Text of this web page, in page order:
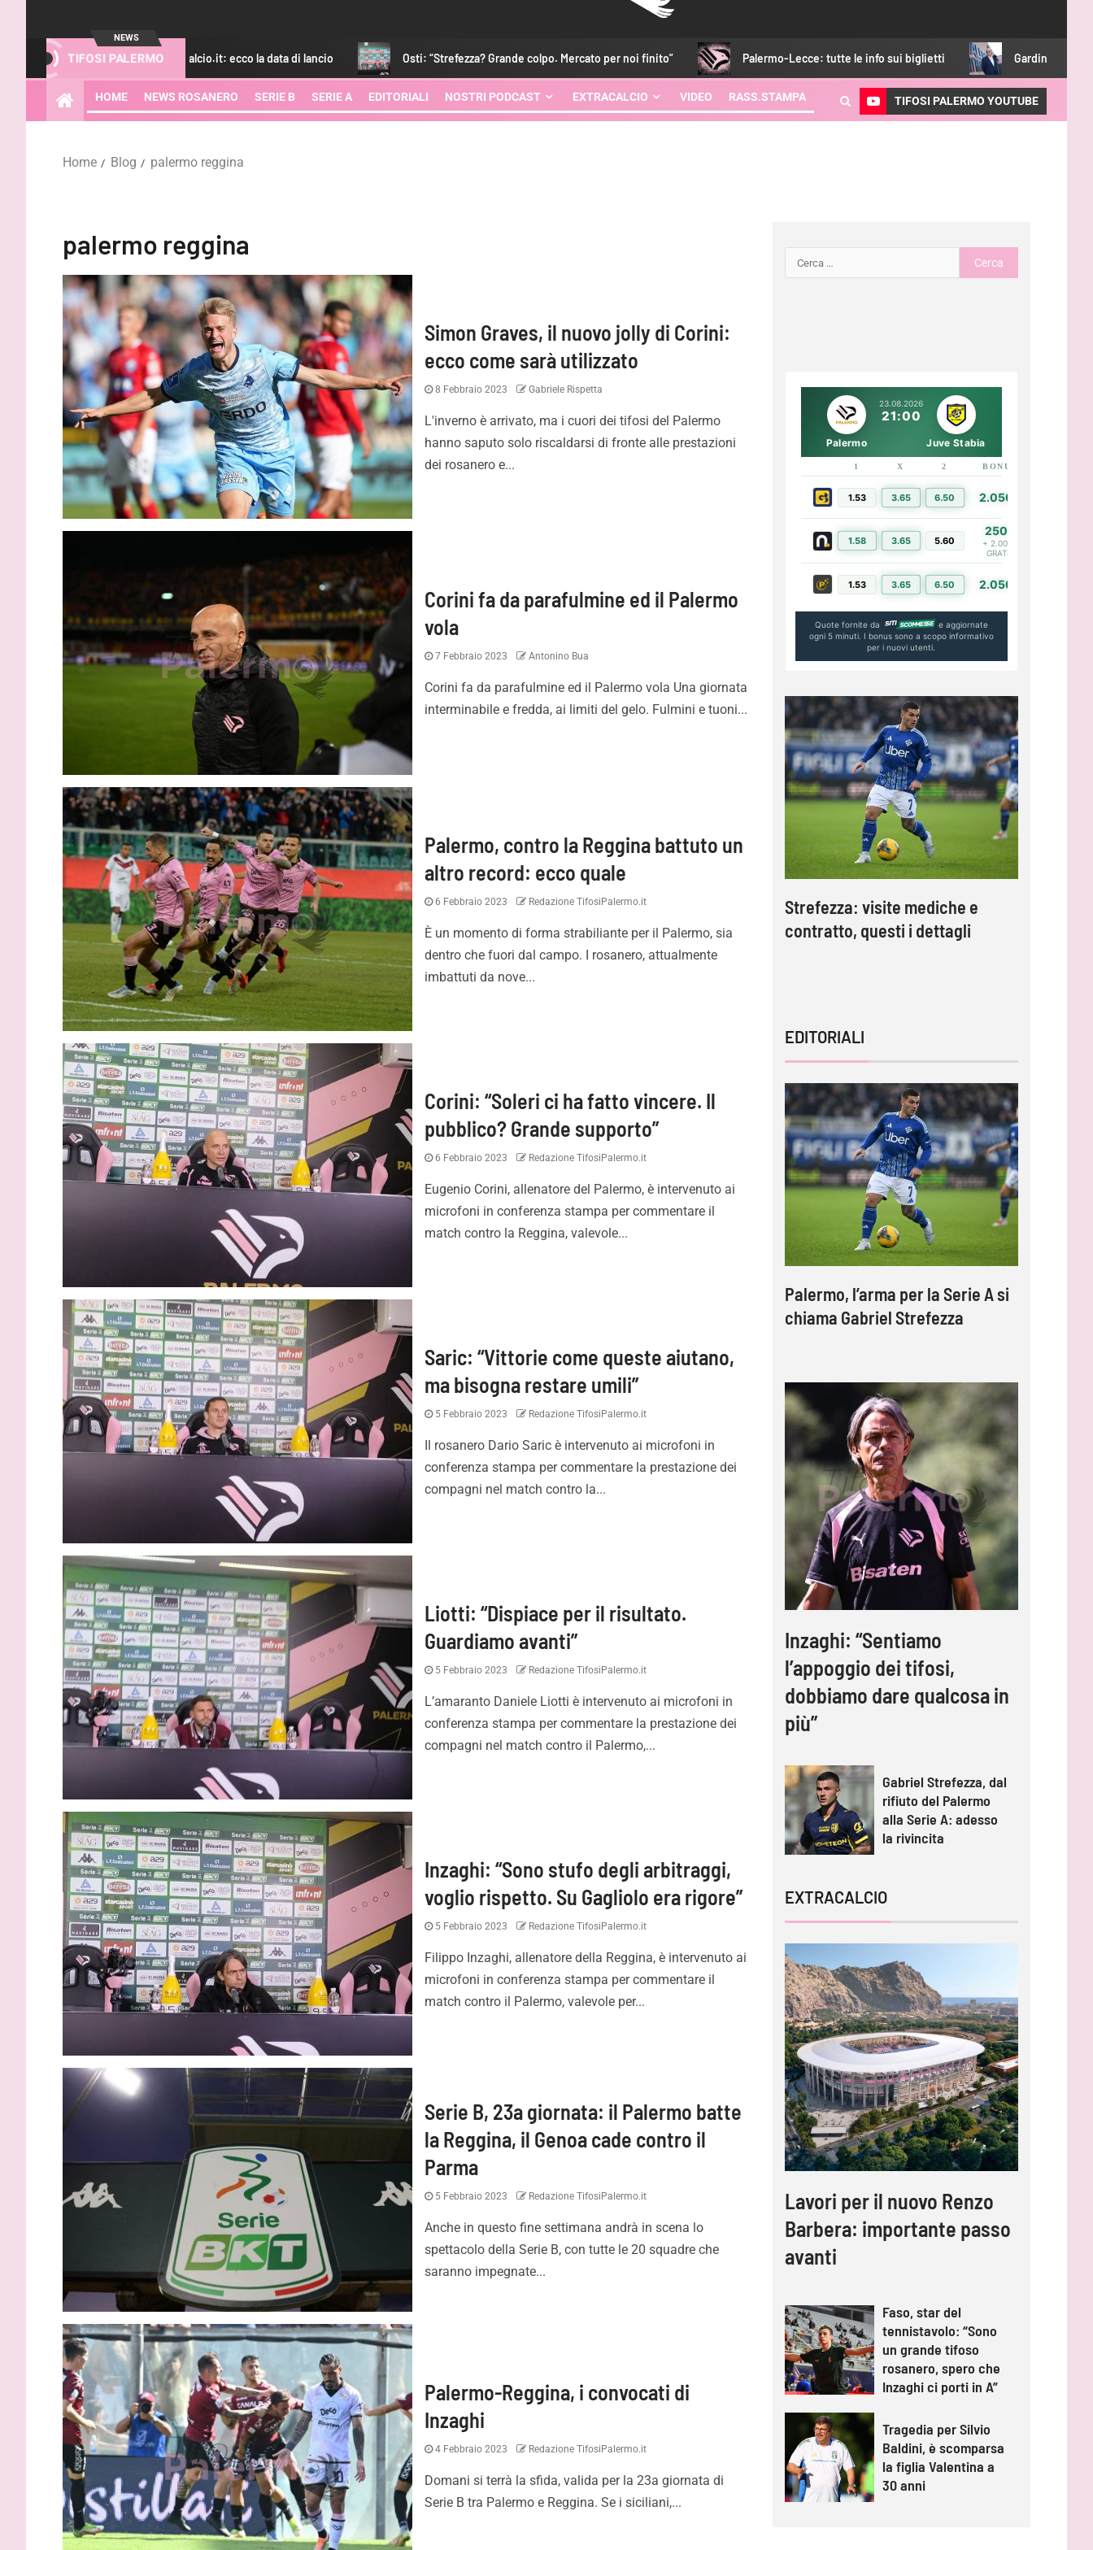
NEWS
TIFOSI PALERMO
B, accordo con Fantacalcio.it: ecco la data di lancio Osti: “Strefezza? Grande colpo. Mercato per noi finito” Palermo-Lecce: tutte le info sui biglietti Gardini: “Pronti per essere
HOME NEWS ROSANERO SERIE B SERIE A EDITORIALI NOSTRI PODCAST EXTRACALCIO VIDEO RASS.STAMPA TIFOSI PALERMO YOUTUBE
Home Blog palermo reggina
palermo reggina
Simon Graves, il nuovo jolly di Corini:
ecco come sarà utilizzato
8 Febbraio 2023 Gabriele Rispetta
L'inverno è arrivato, ma i cuori dei tifosi del Palermo
hanno saputo solo riscaldarsi di fronte alle prestazioni
dei rosanero e...
Corini fa da parafulmine ed il Palermo
vola
7 Febbraio 2023 Antonino Bua
Corini fa da parafulmine ed il Palermo vola Una giornata
interminabile e fredda, ai limiti del gelo. Fulmini e tuoni...
Palermo, contro la Reggina battuto un
altro record: ecco quale
6 Febbraio 2023 Redazione TifosiPalermo.it
È un momento di forma strabiliante per il Palermo, sia
dentro che fuori dal campo. I rosanero, attualmente
imbattuti da nove...
Corini: “Soleri ci ha fatto vincere. Il
pubblico? Grande supporto”
6 Febbraio 2023 Redazione TifosiPalermo.it
Eugenio Corini, allenatore del Palermo, è intervenuto ai
microfoni in conferenza stampa per commentare il
match contro la Reggina, valevole...
Saric: “Vittorie come queste aiutano,
ma bisogna restare umili”
5 Febbraio 2023 Redazione TifosiPalermo.it
Il rosanero Dario Saric è intervenuto ai microfoni in
conferenza stampa per commentare la prestazione dei
compagni nel match contro la...
Liotti: “Dispiace per il risultato.
Guardiamo avanti”
5 Febbraio 2023 Redazione TifosiPalermo.it
L’amaranto Daniele Liotti è intervenuto ai microfoni in
conferenza stampa per commentare la prestazione dei
compagni nel match contro il Palermo,...
Inzaghi: “Sono stufo degli arbitraggi,
voglio rispetto. Su Gagliolo era rigore”
5 Febbraio 2023 Redazione TifosiPalermo.it
Filippo Inzaghi, allenatore della Reggina, è intervenuto ai
microfoni in conferenza stampa per commentare il
match contro il Palermo, valevole per...
Serie B, 23a giornata: il Palermo batte
la Reggina, il Genoa cade contro il
Parma
5 Febbraio 2023 Redazione TifosiPalermo.it
Anche in questo fine settimana andrà in scena lo
spettacolo della Serie B, con tutte le 20 squadre che
saranno impegnate...
Palermo-Reggina, i convocati di
Inzaghi
4 Febbraio 2023 Redazione TifosiPalermo.it
Domani si terrà la sfida, valida per la 23a giornata di
Serie B tra Palermo e Reggina. Se i siciliani,...
23.08.2026
21:00
Palermo Juve Stabia
1 X 2 BONUS
1.53 3.65 6.50 2.050€
1.58 3.65 5.60
250€
+ 2.000€
GRATIS
1.53 3.65 6.50 2.050€
Quote fornite da
e aggiornate
ogni 5 minuti. I bonus sono a scopo informativo
per i nuovi utenti.
Strefezza: visite mediche e
contratto, questi i dettagli
Palermo, adesso è ufficiale:
Strefezza è rosanero. Il
comunicato
Inzaghi: “Essere qui con le
migliori squadre d’Italia fa
capire la portata di Palermo”
Strefezza: visite mediche e
contratto, questi i dettagli
EDITORIALI
Palermo, l’arma per la Serie A si
chiama Gabriel Strefezza
Inzaghi: “Sentiamo
l’appoggio dei tifosi,
dobbiamo dare qualcosa in
più”
Gabriel Strefezza, dal
rifiuto del Palermo
alla Serie A: adesso
la rivincita
EXTRACALCIO
Lavori per il nuovo Renzo
Barbera: importante passo
avanti
Faso, star del
tennistavolo: “Sono
un grande tifoso
rosanero, spero che
Inzaghi ci porti in A”
Tragedia per Silvio
Baldini, è scomparsa
la figlia Valentina a
30 anni